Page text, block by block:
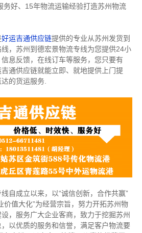
务好、15年物流运输经验打造苏州物流
好运吉通供应链提供的专业从苏州发货到
，苏州到德宏景物流专线为您提供24小
息反馈，在线订车等服务，您只要有
通供应链就能立即、就地提供上门提
的货运服务.
自成立以来，以“诚信创新，合作共赢”
价值大化”为经营宗旨，努力开拓苏州物
，服务广大企业客商，致力于挖掘苏州
以优质的服务和信誉，满足客户物流要